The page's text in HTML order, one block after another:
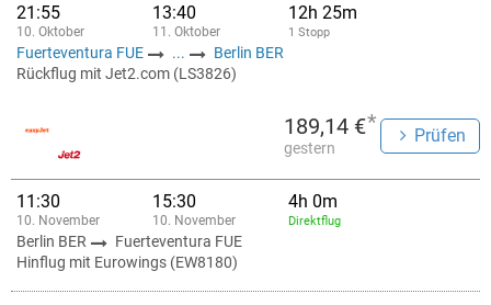
21:55
10. Oktober
13:40
11. Oktober
12h 25m
1 Stopp
Fuerteventura FUE ...
Berlin BER
Rückflug mit Jet2.com (LS3826)
189,14 €*
gestern
Prüfen
11:30
10. November
15:30
10. November
4h 0m
Direktflug
Berlin BER
Fuerteventura FUE
Hinflug mit Eurowings (EW8180)